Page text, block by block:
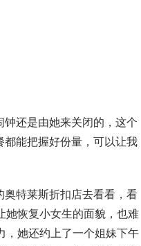
还是由她来关闭的，这个
能把握好份量，可以让我
特莱斯折扣店去看看，看
她恢复小女生的面貌，也难
，她还约上了一个姐妹下午